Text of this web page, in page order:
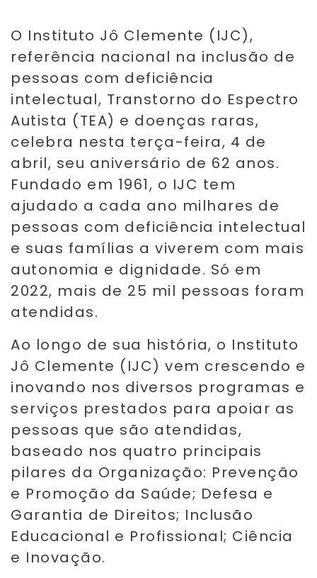
O Instituto Jô Clemente (IJC),
referência nacional na inclusão de
pessoas com deficiência
intelectual, Transtorno do Espectro
Autista (TEA) e doenças raras,
celebra nesta terça-feira, 4 de
abril, seu aniversário de 62 anos.
Fundado em 1961, o IJC tem
ajudado a cada ano milhares de
pessoas com deficiência intelectual
e suas famílias a viverem com mais
autonomia e dignidade. Só em
2022, mais de 25 mil pessoas foram
atendidas.
Ao longo de sua história, o Instituto
Jô Clemente (IJC) vem crescendo e
inovando nos diversos programas e
serviços prestados para apoiar as
pessoas que são atendidas,
baseado nos quatro principais
pilares da Organização: Prevenção
e Promoção da Saúde; Defesa e
Garantia de Direitos; Inclusão
Educacional e Profissional; Ciência
e Inovação.